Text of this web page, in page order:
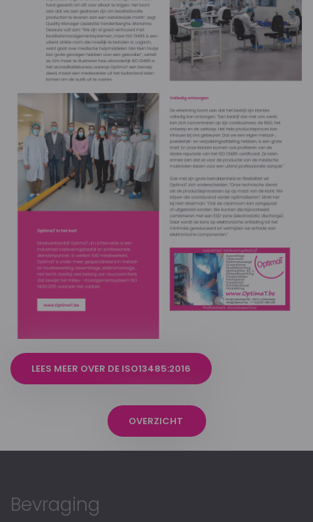
LEES MEER OVER DE ISO13485:2016
OVERZICHT
Bevraging